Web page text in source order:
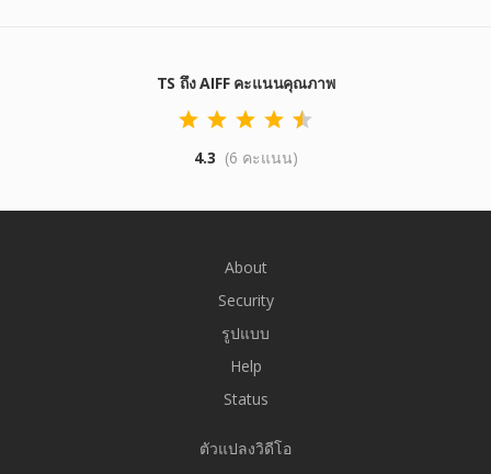
TS ถึง AIFF คะแนนคุณภาพ
4.3 (6 คะแนน)
About
Security
รูปแบบ
Help
Status
ตัวแปลงวิดีโอ